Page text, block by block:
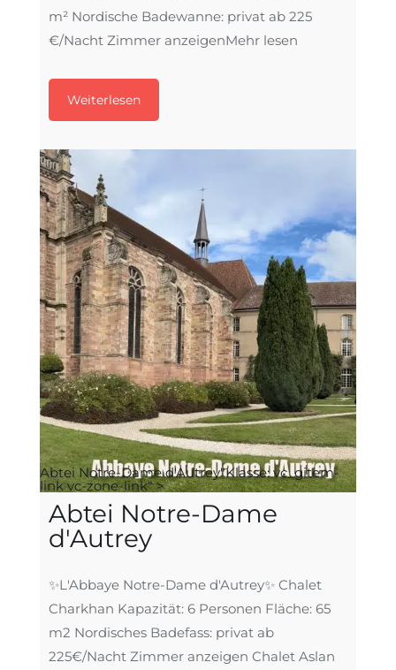
m² Nordische Badewanne: privat ab 225
€/Nacht Zimmer anzeigenMehr lesen
Weiterlesen
Abtei Notre-Dame d'Autrey"Klasse: vc_gitem-
link vc-zone-link" >
Abtei Notre-Dame
d'Autrey
✨L'Abbaye Notre-Dame d'Autrey✨ Chalet
Charkhan Kapazität: 6 Personen Fläche: 65
m2 Nordisches Badefass: privat ab
225€/Nacht Zimmer anzeigen Chalet Aslan